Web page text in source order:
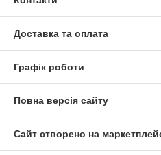
Доставка та оплата
Графік роботи
Повна версія сайту
Сайт створено на